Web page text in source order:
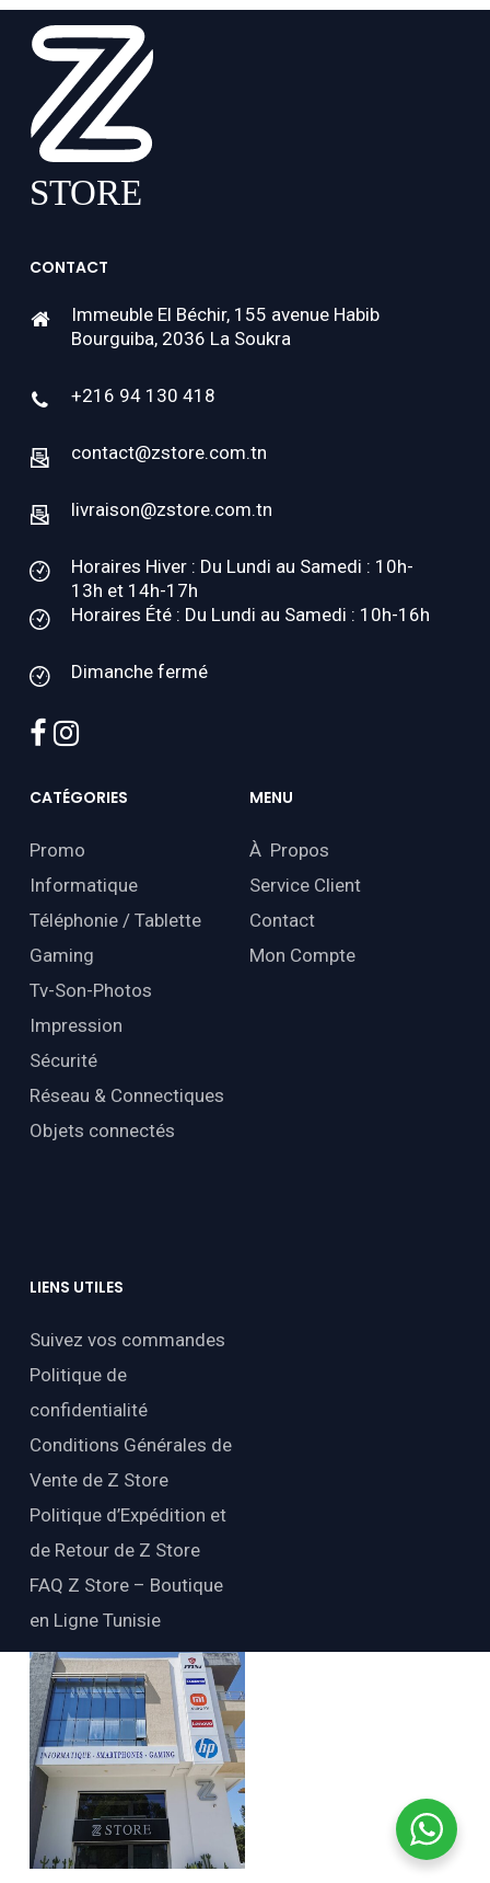
CONTACT
Immeuble El Béchir, 155 avenue Habib
Bourguiba, 2036 La Soukra
+216 94 130 418
contact@zstore.com.tn
livraison@zstore.com.tn
Horaires Hiver : Du Lundi au Samedi : 10h-
13h et 14h-17h
Horaires Été : Du Lundi au Samedi : 10h-16h
Dimanche fermé
facebook
instagram
CATÉGORIES
Promo
Informatique
Téléphonie / Tablette
Gaming
Tv-Son-Photos
Impression
Sécurité
Réseau & Connectiques
Objets connectés
MENU
À Propos
Service Client
Contact
Mon Compte
LIENS UTILES
Suivez vos commandes
Politique de
confidentialité
Conditions Générales de
Vente de Z Store
Politique d’Expédition et
de Retour de Z Store
FAQ Z Store – Boutique
en Ligne Tunisie